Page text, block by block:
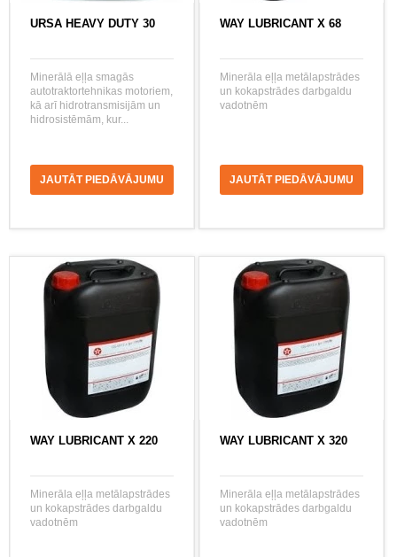
URSA HEAVY DUTY 30
Minerālā eļļa smagās
autotraktortehnikas motoriem,
kā arī hidrotransmisijām un
hidrosistēmām, kur...
JAUTĀT PIEDĀVĀJUMU
WAY LUBRICANT X 68
Minerāla eļļa metālapstrādes
un kokapstrādes darbgaldu
vadotnēm
JAUTĀT PIEDĀVĀJUMU
WAY LUBRICANT X 220
Minerāla eļļa metālapstrādes
un kokapstrādes darbgaldu
vadotnēm
WAY LUBRICANT X 320
Minerāla eļļa metālapstrādes
un kokapstrādes darbgaldu
vadotnēm